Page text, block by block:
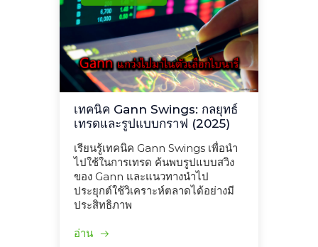
เทคนิค Gann Swings: กลยุทธ์
เทรดและรูปแบบกราฟ (2025)
เรียนรู้เทคนิค Gann Swings เพื่อนำ
ไปใช้ในการเทรด ค้นพบรูปแบบสวิง
ของ Gann และแนวทางนำไป
ประยุกต์ใช้วิเคราะห์ตลาดได้อย่างมี
ประสิทธิภาพ
อ่าน